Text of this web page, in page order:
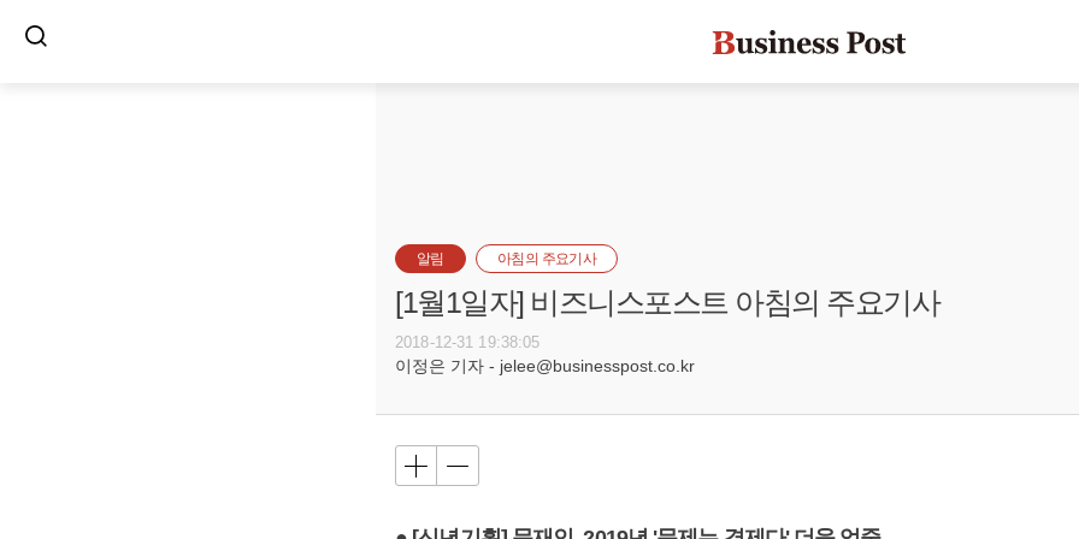
알림 아침의 주요기사
[1월1일자] 비즈니스포스트 아침의 주요기사
2018-12-31 19:38:05
이정은 기자 - jelee@businesspost.co.kr